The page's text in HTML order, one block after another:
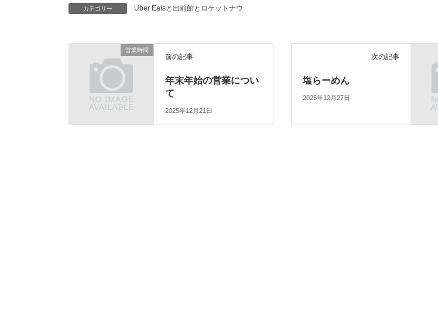
c
o
k
r
d
n
p
i
カテゴリー Uber Eatsと出前館とロケットナウ
営業時間
前の記事
年末年始の営業につい
て
2025年12月21日
次の記事
塩らーめん
2025年12月27日